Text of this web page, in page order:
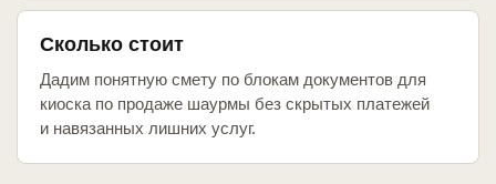
Сколько стоит
Дадим понятную смету по блокам документов для
киоска по продаже шаурмы без скрытых платежей
и навязанных лишних услуг.